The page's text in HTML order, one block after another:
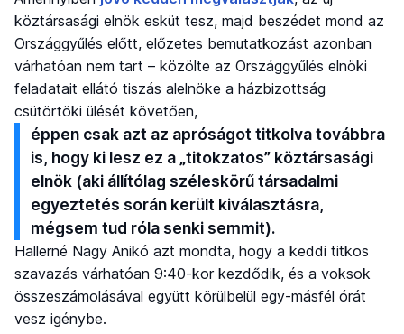
köztársasági elnök esküt tesz, majd beszédet mond az
Országgyűlés előtt, előzetes bemutatkozást azonban
várhatóan nem tart – közölte az Országgyűlés elnöki
feladatait ellátó tiszás alelnöke a házbizottság
csütörtöki ülését követően,
éppen csak azt az apróságot titkolva továbbra
is, hogy ki lesz ez a „titokzatos” köztársasági
elnök (aki állítólag széleskörű társadalmi
egyeztetés során került kiválasztásra,
mégsem tud róla senki semmit).
Hallerné Nagy Anikó azt mondta, hogy a keddi titkos
szavazás várhatóan 9:40-kor kezdődik, és a voksok
összeszámolásával együtt körülbelül egy-másfél órát
vesz igénybe.